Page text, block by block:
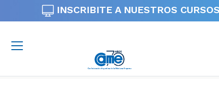
INSCRIBITE A NUESTROS